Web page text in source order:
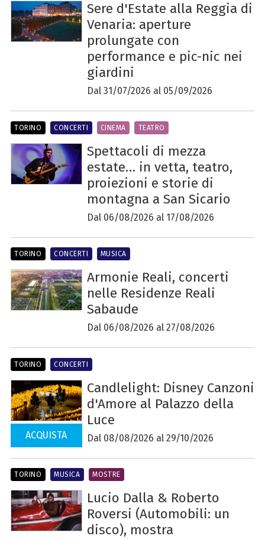
Sere d'Estate alla Reggia di
Venaria: aperture
prolungate con
performance e pic-nic nei
giardini
Dal 31/07/2026 al 05/09/2026
Spettacoli di mezza
estate… in vetta, teatro,
proiezioni e storie di
montagna a San Sicario
Dal 06/08/2026 al 17/08/2026
TORINO CONCERTI CINEMA TEATRO
Armonie Reali, concerti
nelle Residenze Reali
Sabaude
Dal 06/08/2026 al 27/08/2026
TORINO CONCERTI MUSICA
Candlelight: Disney Canzoni
d'Amore al Palazzo della
Luce
Dal 08/08/2026 al 29/10/2026
ACQUISTA
TORINO CONCERTI
Lucio Dalla & Roberto
Roversi (Automobili: un
disco), mostra
TORINO MUSICA MOSTRE